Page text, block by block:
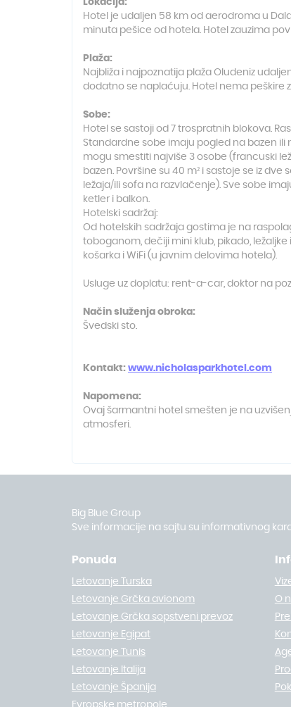
Lokacija:
Hotel je udaljen 58 km od aerodroma u
minuta pešice od hotela. Hotel zauzima
Plaža:
Najbliža i najpoznatija plaža Oludeniz
dodatno se naplaćuju. Hotel nema peškire
Sobe:
Hotel se sastoji od 7 trospratnih blokova.
Standardne sobe imaju pogled na bazen ili
mogu smestiti najviše 3 osobe (francuski
bazen. Površine su 40 m² i sastoje se iz
ležaja/ili sofa na razvlačenje). Sve sobe
ketler i balkon.
Hotelski sadržaj:
Od hotelskih sadržaja gostima je na
toboganom, dečiji mini klub, pikado,
košarka i WiFi (u javnim delovima hotela).
Usluge uz doplatu: rent-a-car, doktor na
Način služenja obroka:
Švedski sto.
Kontakt: www.nicholasparkhotel.com
Napomena:
Ovaj šarmantni hotel smešten je na
atmosferi.
Big Blue Group
Sve informacije na sajtu su informativnog
Ponuda
Letovanje Turska
Letovanje Grčka avionom
Letovanje Grčka sopstveni prevoz
Letovanje Egipat
Letovanje Tunis
Letovanje Italija
Letovanje Španija
Evropske metropole
O